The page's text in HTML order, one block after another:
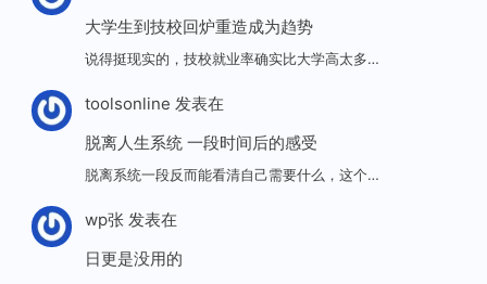
大学生到技校回炉重造成为趋势
说得挺现实的，技校就业率确实比大学高太多…
toolsonline 发表在
脱离人生系统 一段时间后的感受
脱离系统一段反而能看清自己需要什么，这个…
wp张发表在
日更是没用的